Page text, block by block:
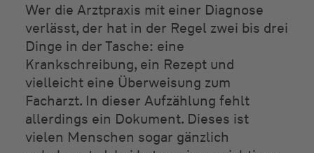
Wer die Arztpraxis mit einer Diagnose
verlässt, der hat in der Regel zwei bis drei
Dinge in der Tasche: eine
Krankschreibung, ein Rezept und
vielleicht eine Überweisung zum
Facharzt. In dieser Aufzählung fehlt
allerdings ein Dokument. Dieses ist
vielen Menschen sogar gänzlich